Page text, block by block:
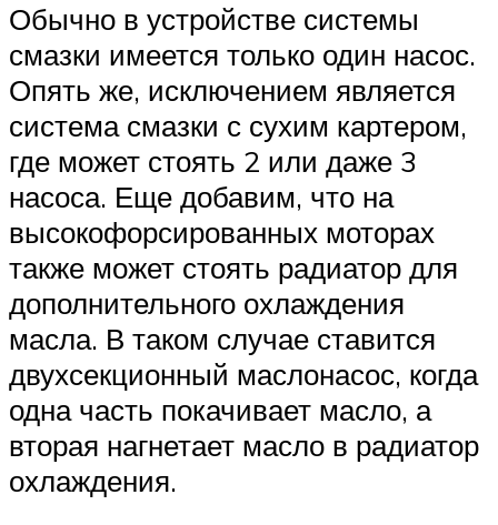
Обычно в устройстве системы
смазки имеется только один насос.
Опять же, исключением является
система смазки с сухим картером,
где может стоять 2 или даже 3
насоса. Еще добавим, что на
высокофорсированных моторах
также может стоять радиатор для
дополнительного охлаждения
масла. В таком случае ставится
двухсекционный маслонасос, когда
одна часть покачивает масло, а
вторая нагнетает масло в радиатор
охлаждения.